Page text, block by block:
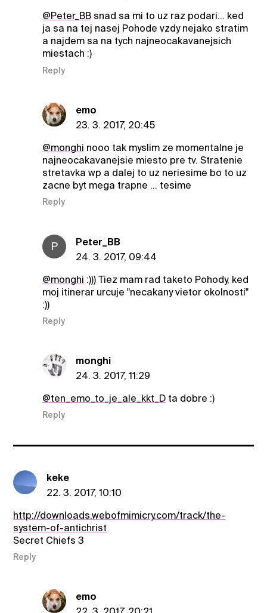
@Peter_BBsnad sa mi to uz raz podari... ked
ja sa na tej nasej Pohode vzdy nejako stratim
a najdem sa na tych najneocakavanejsich
miestach :)
Reply
emo
23. 3. 2017, 20:45
@monghi nooo tak myslim ze momentalne je
najneocakavanejsie miesto pre tv. Stratenie
stretavka wp a dalej to uz neriesime bo to uz
zacne byt mega trapne ... tesime
Reply
P
Peter_BB
24. 3. 2017, 09:44
@monghi :))) Tiez mam rad taketo Pohody, ked
moj itinerar urcuje "necakany vietor okolnosti"
:))
Reply
monghi
24. 3. 2017, 11:29
@ten_emo_to_je_ale_kkt_Dta dobre :)
Reply
keke
22. 3. 2017, 10:10
http://downloads.webofmimicry.com/track/the-
system-of-antichrist
Secret Chiefs 3
Reply
emo